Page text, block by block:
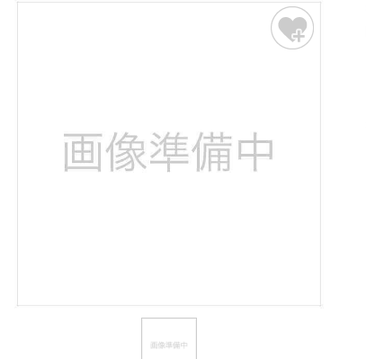
閲覧履歴